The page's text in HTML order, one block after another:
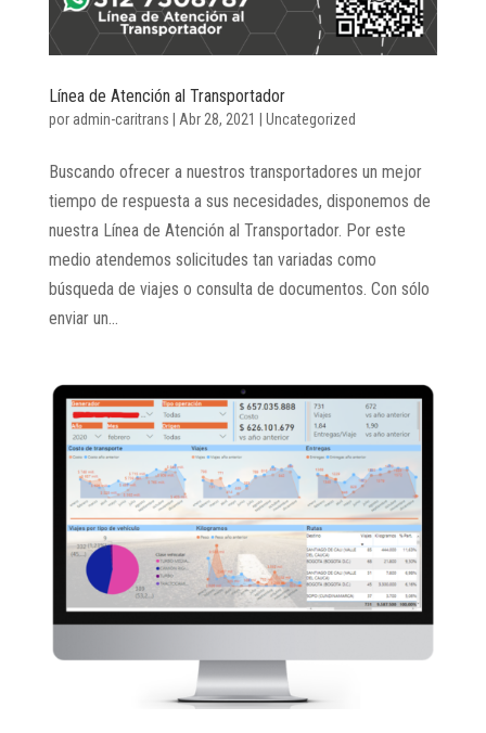
Línea de Atención al Transportador
por admin-caritrans Abr 28, 2021 Uncategorized
Buscando ofrecer a nuestros transportadores un mejor
tiempo de respuesta a sus necesidades, disponemos de
nuestra Línea de Atención al Transportador. Por este
medio atendemos solicitudes tan variadas como
búsqueda de viajes o consulta de documentos. Con sólo
enviar un...